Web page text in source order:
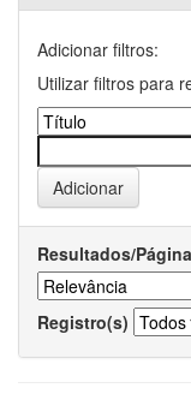
Adicionar filtros:
Utilizar filtros para
Resultados/Página
Registro(s)